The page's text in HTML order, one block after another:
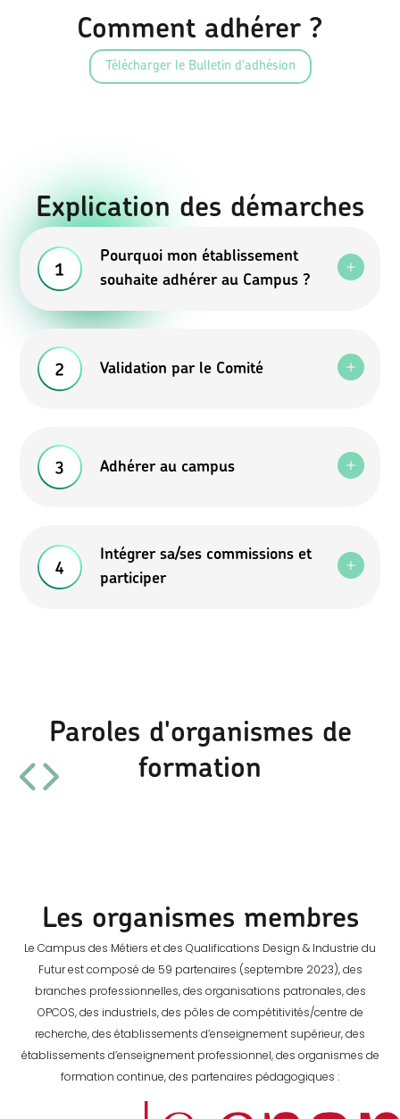
Comment adhérer ?
Télécharger le Bulletin d'adhésion
Explication des démarches
Pourquoi mon établissement
souhaite adhérer au Campus ?
Validation par le Comité
Adhérer au campus
Intégrer sa/ses commissions et
participer
Paroles d'organismes de
formation
Les organismes membres
Le Campus des Métiers et des Qualifications Design & Industrie du
Futur est composé de 59 partenaires (septembre 2023), des
branches professionnelles, des organisations patronales, des
OPCOS, des industriels, des pôles de compétitivités/centre de
recherche, des établissements d’enseignement supérieur, des
établissements d’enseignement professionnel, des organismes de
formation continue, des partenaires pédagogiques :